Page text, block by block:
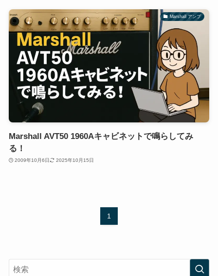
Marshall アンプ
Marshall AVT50 1960Aキャビネットで鳴らしてみ
る！
2009年10月6日 2025年10月15日
1